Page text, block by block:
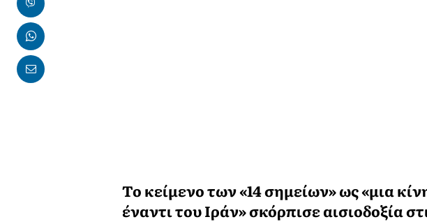
Το κείμενο των «14 σημείων» ως «μια
έναντι του Ιράν» σκόρπισε αισιοδοξία